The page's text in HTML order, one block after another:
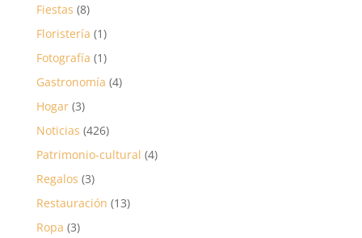
Fiestas (8)
Floristería (1)
Fotografía (1)
Gastronomía (4)
Hogar(3)
Noticias (426)
Patrimonio-cultural (4)
Regalos (3)
Restauración (13)
Ropa (3)